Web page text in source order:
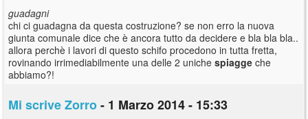
guadagni
chi ci guadagna da questa costruzione? se non erro la nuova
giunta comunale dice che è ancora tutto da decidere e bla bla bla..
allora perchè i lavori di questo schifo procedono in tutta fretta,
rovinando irrimediabilmente una delle 2 uniche spiagge che
abbiamo?!
Mi scrive Zorro- 1 Marzo 2014 - 15:33